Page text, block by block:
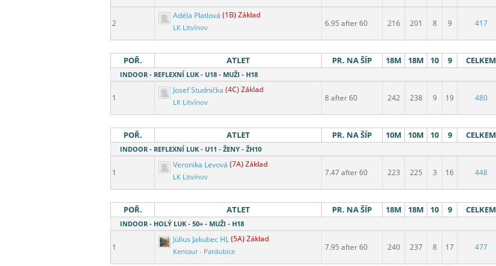
2
Adéla Platlová (1B) Základ
LK Litvínov 6.95 after 60 216 201 8 9 417
POŘ. ATLET PR. NA ŠÍP 18M 18M 10 9 CELKEM
INDOOR - REFLEXNÍ LUK - U18 - MUŽI - H18
1
Josef Studnička (4C) Základ
LK Litvínov 8 after 60 242 238 9 19 480
POŘ. ATLET PR. NA ŠÍP 10M 10M 10 9 CELKEM
INDOOR - REFLEXNÍ LUK - U11 - ŽENY - ŽH10
1
Veronika Levová (7A) Základ
LK Litvínov 7.47 after 60 223 225 3 16 448
POŘ. ATLET PR. NA ŠÍP 18M 18M 10 9 CELKEM
INDOOR - HOLÝ LUK - 50+ - MUŽI - H18
1
Július Jakubec HL(5A) Základ
Kentaur - Pardubice 7.95 after 60 240 237 8 17 477